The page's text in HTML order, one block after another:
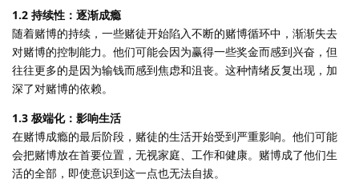
1.2 持续性：逐渐成瘾
随着赌博的持续，一些赌徒开始陷入不断的赌博循环中，渐渐失去
对赌博的控制能力。他们可能会因为赢得一些奖金而感到兴奋，但
往往更多的是因为输钱而感到焦虑和沮丧。这种情绪反复出现，加
深了对赌博的依赖。
1.3 极端化：影响生活
在赌博成瘾的最后阶段，赌徒的生活开始受到严重影响。他们可能
会把赌博放在首要位置，无视家庭、工作和健康。赌博成了他们生
活的全部，即使意识到这一点也无法自拔。